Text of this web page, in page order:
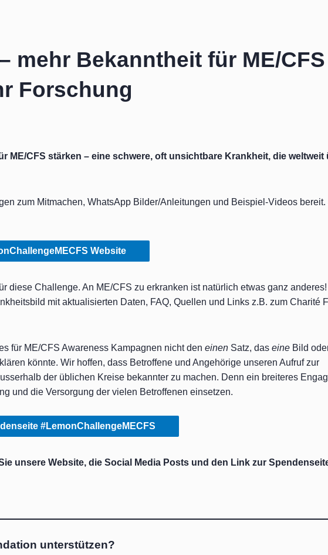
mehr Bekanntheit für ME/CFS
Forschung
ME/CFS stärken – eine schwere, oft unsichtbare Krankheit, die weltweit
zum Mitmachen, WhatsApp Bilder/Anleitungen und Beispiel-Videos bereit.
Website
diese Challenge. An ME/CFS zu erkranken ist natürlich etwas ganz
mit aktualisierten Daten, FAQ, Quellen und Links z.B. zum Charité
für ME/CFS Awareness Kampagnen nicht den einen Satz, das eine Bild
könnte. Wir hoffen, dass Betroffene und Angehörige unseren Aufruf zur
der üblichen Kreise bekannter zu machen. Denn ein breiteres
und die Versorgung der vielen Betroffenen einsetzen.
#LemonChallengeMECFS
unsere Website, die Social Media Posts und den Link zur
unterstützen?